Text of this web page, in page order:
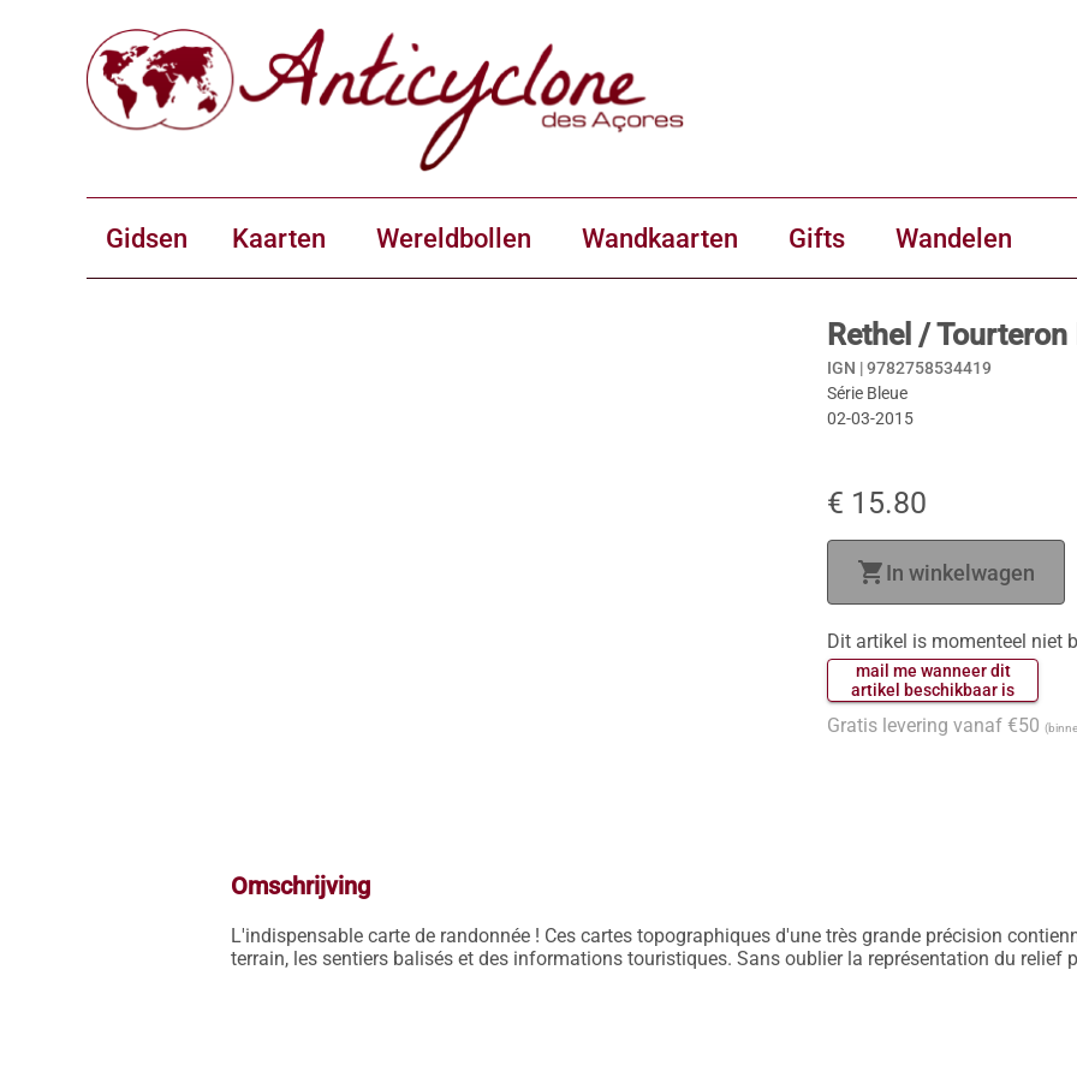
Gidsen Kaarten Wereldbollen Wandkaarten Gifts Wandelen
Rethel / Tourteron
IGN |9782758534419
Série Bleue
02-03-2015
€ 15.80
shopping_cartIn winkelwagen
Dit artikel is momenteel niet
mail me wanneer dit
Gratis levering vanaf €50
Omschrijving
L'indispensable carte de randonnée ! Ces cartes topographiques d'une très grande précision
terrain, les sentiers balisés et des informations touristiques. Sans oublier la représentation du relief